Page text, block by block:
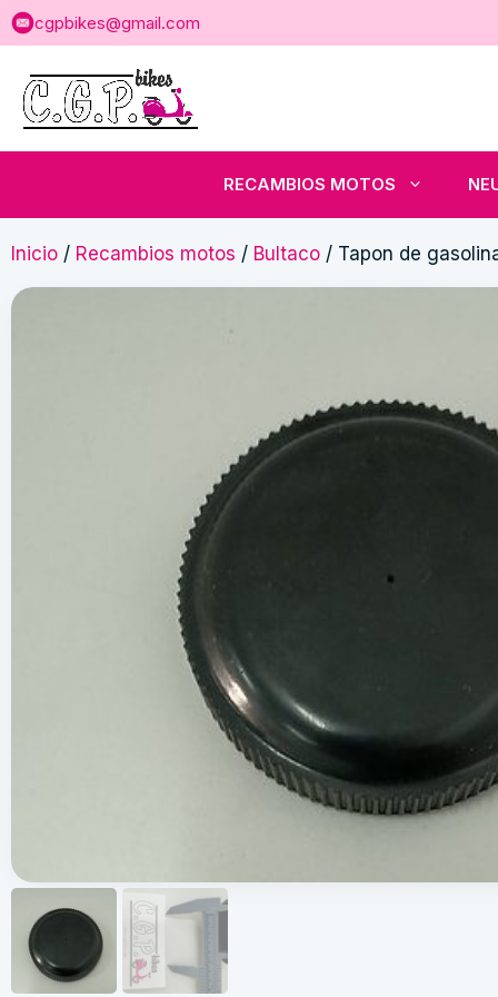
Saltar
al
cgpbikes@gmail.com
RECAMBIOS MOTOS
Inicio / Recambios motos / Bultaco / Tapon de